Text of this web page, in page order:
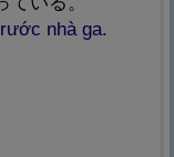
nhà ga.